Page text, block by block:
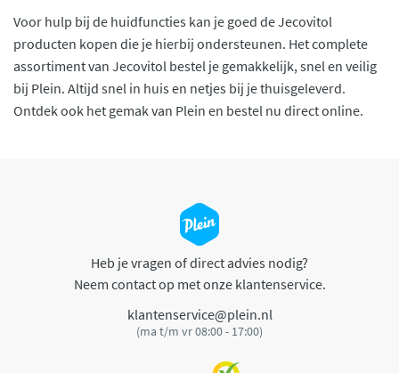
Voor hulp bij de huidfuncties kan je goed de Jecovitol
producten kopen die je hierbij ondersteunen. Het complete
assortiment van Jecovitol bestel je gemakkelijk, snel en veilig
bij Plein. Altijd snel in huis en netjes bij je thuisgeleverd.
Ontdek ook het gemak van Plein en bestel nu direct online.
Heb je vragen of direct advies nodig?
Neem contact op met onze klantenservice.
klantenservice@plein.nl
(ma t/m vr 08:00 - 17:00)